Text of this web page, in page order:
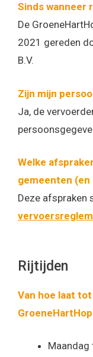
Sinds wanneer
De
2021 gereden
B.V.
Zijn mijn
Ja, de
Welke
gemeenten
Deze afspraken
Rijtijden
Van hoe laat